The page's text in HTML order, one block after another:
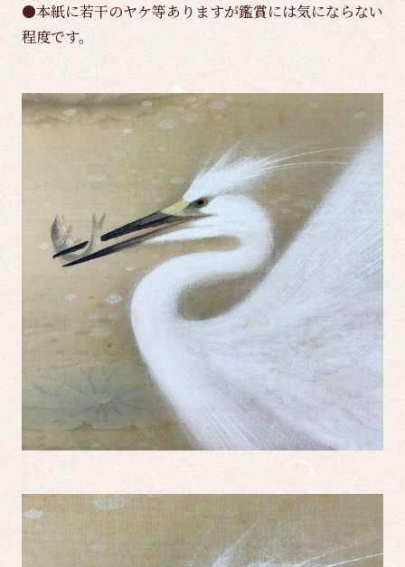
●本紙に若干のヤケ等ありますが鑑賞には気にならない
程度です。